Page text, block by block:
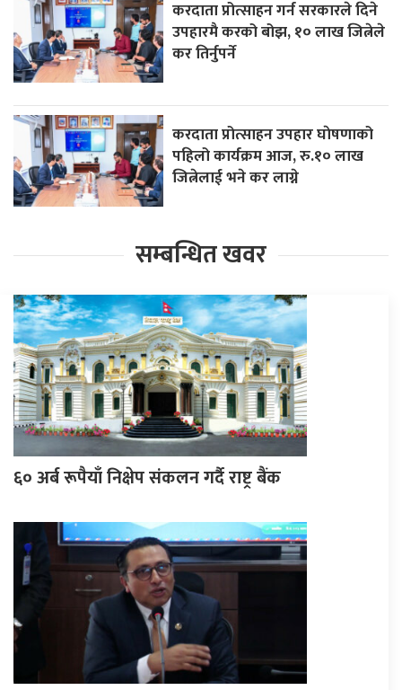
करदाता प्रोत्साहन गर्न सरकारले दिने
उपहारमै करको बोझ, १० लाख जित्नेले
कर तिर्नुपर्ने
करदाता प्रोत्साहन उपहार घाेषणाको
पहिलो कार्यक्रम आज, रु.१० लाख
जित्नेलाई भने कर लाग्ने
सम्बन्धित खवर
६० अर्ब रूपैयाँ निक्षेप संकलन गर्दै राष्ट्र बैंक